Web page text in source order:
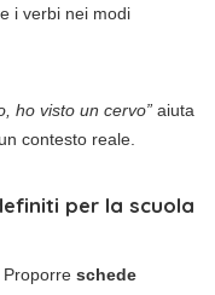
i verbi nei modi
ho visto un cervo” aiuta
contesto reale.
per la scuola
schede